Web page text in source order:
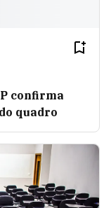
confirma
quadro